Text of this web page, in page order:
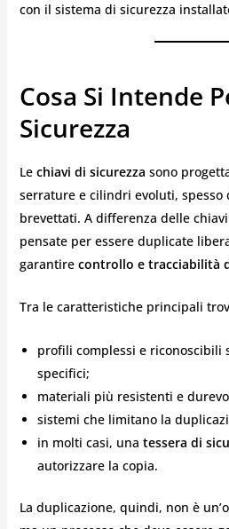
con il sistema di sicurezza
Cosa Si Intende
Sicurezza
Le chiavi di sicurezza sono
serrature e cilindri evoluti,
brevettati. A differenza delle
pensate per essere duplicate
garantire controllo e tracciabilità
Tra le caratteristiche principali
profili complessi e riconoscibili
specifici;
materiali più resistenti e
sistemi che limitano la
in molti casi, una tessera di
autorizzare la copia.
La duplicazione, quindi, non è